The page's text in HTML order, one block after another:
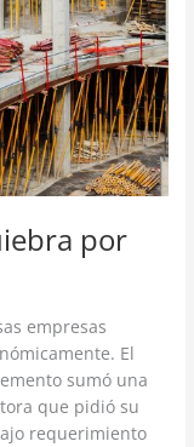
por
empresas
El
sumó una
que pidió su
requerimiento